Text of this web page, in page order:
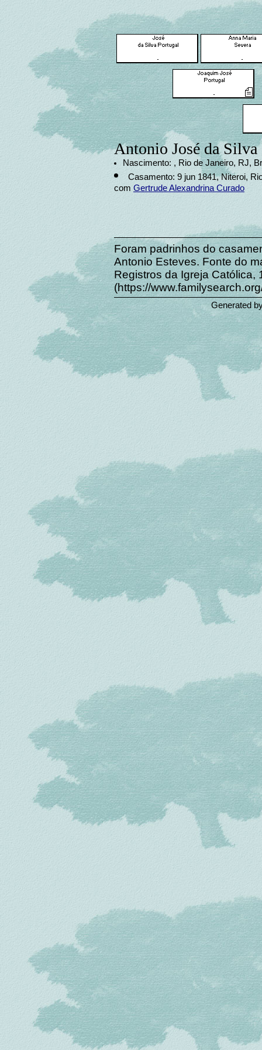
Antonio José da Silva
Nascimento: , Rio de Janeiro, RJ,
Casamento: 9 jun 1841, Niteroi,
com Gertrude Alexandrina Curado
Foram padrinhos do
Antonio Esteves. Fonte do
Registros da Igreja Católica,
(https://
Generated